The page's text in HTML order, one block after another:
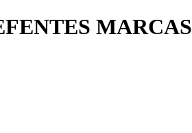
MARCAS